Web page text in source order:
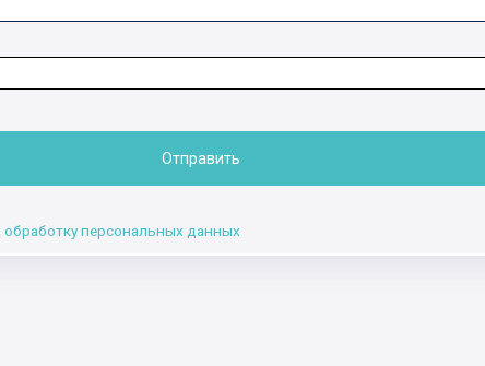
Отправить
обработку персональных данных